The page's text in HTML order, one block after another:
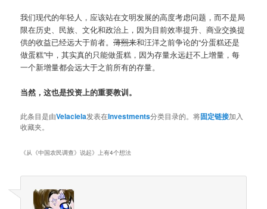
我们现代的年轻人，应该站在文明发展的高度考虑问题，而不是局
限在历史、民族、文化和政治上，因为目前效率提升、商业交换提
供的收益已经远大于前者。薄熙来和汪洋之前争论的“分蛋糕还是
做蛋糕”中，其实真的只能做蛋糕，因为存量永远赶不上增量，每
一个新增量都会远大于之前所有的存量。
当然，这也是投资上的重要教训。
此条目是由Velaciela发表在Investments分类目录的。将固定链接加入
收藏夹。
《从《中国农民调查》说起》上有4个想法